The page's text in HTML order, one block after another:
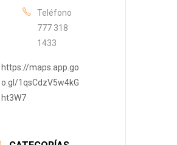
Teléfono
777 318
1433
https://maps.app.go
o.gl/1qsCdzV5w4kG
ht3W7